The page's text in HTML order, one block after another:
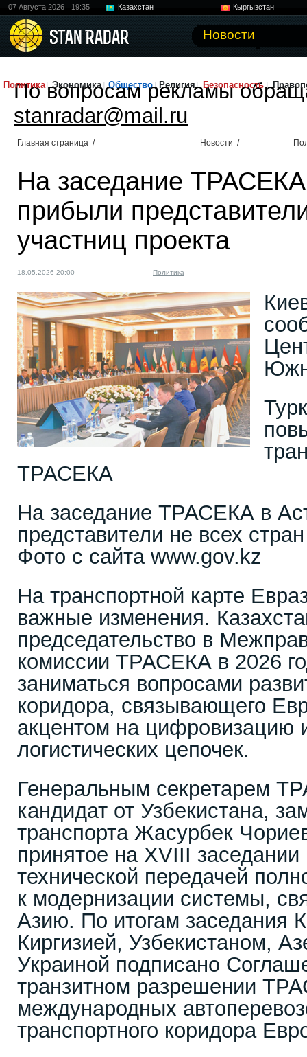
07 Августа 2026 19:35 Казахстан
Кыргызстан
Новости
Политика Экономика Общество Религия Безопасность
По вопросам рекламы
stanradar@mail.ru
Главная страница / Новости /
На заседание
прибыли
участниц проекта
18.05.2026 20:00 Политика
ТРАСЕКА
На заседание ТРАСЕКА в
представители не всех
Фото с сайта www.gov.kz
На транспортной карте
важные изменения.
председательство в
комиссии ТРАСЕКА в 2026
заниматься вопросами
коридора, связывающего
акцентом на цифровизацию
логистических цепочек.
Генеральным секретарем
кандидат от Узбекистана,
транспорта Жасурбек
принятое на XVIII
технической передачей
к модернизации системы,
Азию. По итогам заседания
Киргизией, Узбекистаном,
Украиной подписано
транзитном разрешении
международных
транспортного коридора